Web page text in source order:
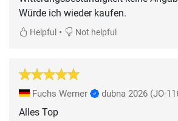
Würde ich wieder kaufen.
Helpful • Not helpful
Fuchs Werner dubna 2026 (JO-
Alles Top